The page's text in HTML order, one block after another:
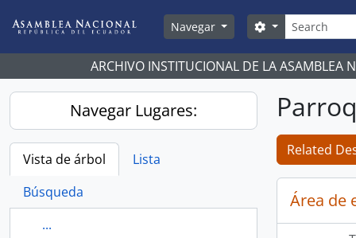
Navegar
Búsqueda
Search options
ARCHIVO INSTITUCIONAL DE LA ASAMBLEA
Navegar Lugares:
Vista de árbol
Lista
Búsqueda
...
Related
Área de